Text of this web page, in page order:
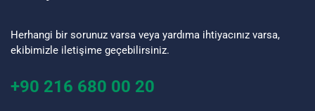
Herhangi bir sorunuz varsa veya yardıma ihtiyacınız varsa,
ekibimizle iletişime geçebilirsiniz.
+90 216 680 00 20